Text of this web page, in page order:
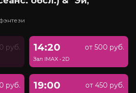
руб. 14:20 от 500 руб.
Зал IMAX • 2D
руб. 19:00 от 450 руб.